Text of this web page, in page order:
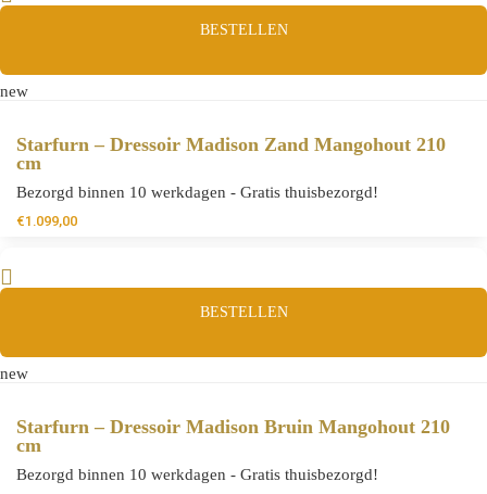
BESTELLEN
new
Starfurn – Dressoir Madison Zand Mangohout 210
cm
Bezorgd binnen 10 werkdagen - Gratis thuisbezorgd!
€1.099,00
BESTELLEN
new
Starfurn – Dressoir Madison Bruin Mangohout 210
cm
Bezorgd binnen 10 werkdagen - Gratis thuisbezorgd!